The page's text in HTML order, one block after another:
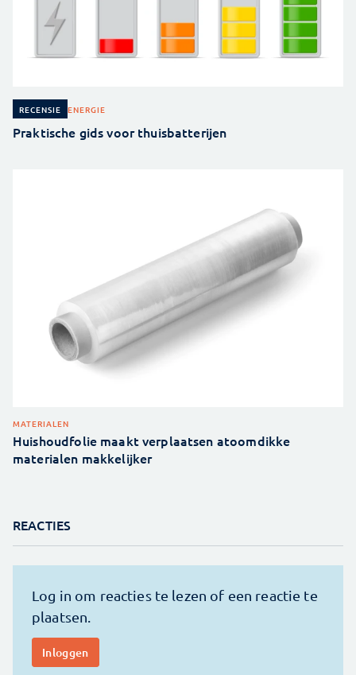
RECENSIE ENERGIE
Praktische gids voor thuisbatterijen
MATERIALEN
Huishoudfolie maakt verplaatsen atoomdikke
materialen makkelijker
REACTIES